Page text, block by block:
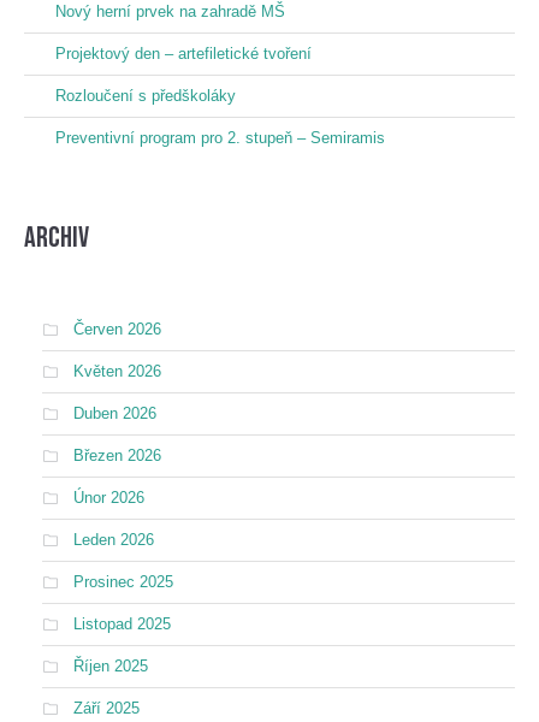
Nový herní prvek na zahradě MŠ
Projektový den – artefiletické tvoření
Rozloučení s předškoláky
Preventivní program pro 2. stupeň – Semiramis
Archiv
Červen 2026
Květen 2026
Duben 2026
Březen 2026
Únor 2026
Leden 2026
Prosinec 2025
Listopad 2025
Říjen 2025
Září 2025